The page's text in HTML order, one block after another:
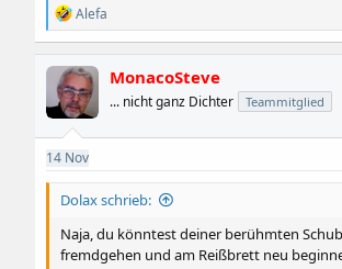
R
e
a
k
t
i
o
n
e
Alefa
MonacoSteve
... nicht ganz Dichter Teammitglied
14 Nov
Dolax schrieb:
Naja, du könntest deiner berühmten
fremdgehen und am Reißbrett neu